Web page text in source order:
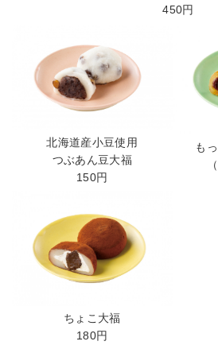
450円
北海道産小豆使用
つぶあん豆大福
150円
も
ちょこ大福
180円